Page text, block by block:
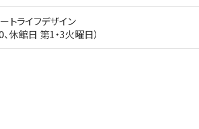
ライフデザイン
休館日 第1・3火曜日）